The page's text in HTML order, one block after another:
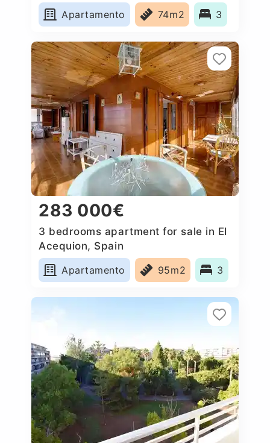
Apartamento
74m2 3
283 000€
3 bedrooms apartment for sale in El
Acequion, Spain
Apartamento
95m2 3